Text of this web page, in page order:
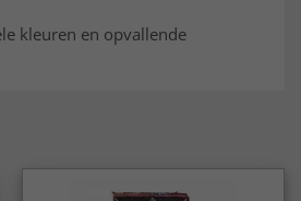
kleuren en opvallende